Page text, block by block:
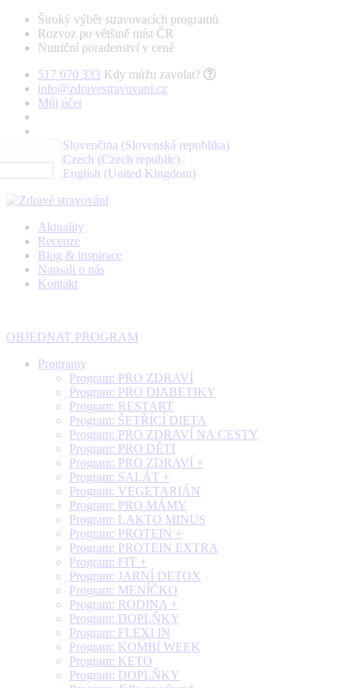
Široký výběr stravovacích programů
Rozvoz po většině míst ČR
Nutriční poradenství v ceně
517 070 333 Kdy můžu zavolat?
info@zdravestravovani.cz
Můj účet
Aktuality
Recenze
Blog & inspirace
Napsali o nás
Kontakt
OBJEDNAT PROGRAM
Programy
Program: PRO ZDRAVÍ
Program: PRO DIABETIKY
Program: RESTART
Program: ŠETŘÍCÍ DIETA
Program: PRO ZDRAVÍ NA CESTY
Program: PRO DĚTI
Program: PRO ZDRAVÍ +
Program: SALÁT +
Program: VEGETARIÁN
Program: PRO MÁMY
Program: LAKTO MINUS
Program: PROTEIN +
Program: PROTEIN EXTRA
Program: FIT +
Program: JARNÍ DETOX
Program: MENÍČKO
Program: RODINA +
Program: DOPLŇKY
Program: FLEXI IN
Program: KOMBI WEEK
Program: KETO
Program: DOPLŇKY